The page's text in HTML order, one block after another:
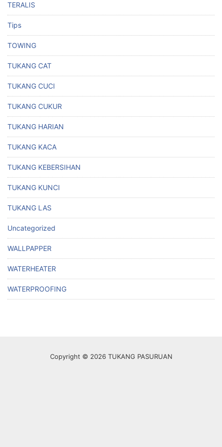
TERALIS
Tips
TOWING
TUKANG CAT
TUKANG CUCI
TUKANG CUKUR
TUKANG HARIAN
TUKANG KACA
TUKANG KEBERSIHAN
TUKANG KUNCI
TUKANG LAS
Uncategorized
WALLPAPPER
WATERHEATER
WATERPROOFING
Copyright © 2026 TUKANG PASURUAN